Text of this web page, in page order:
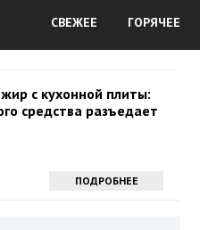
СВЕЖЕЕ ГОРЯЧЕЕ
с кухонной плиты:
средства разъедает
ПОДРОБНЕЕ